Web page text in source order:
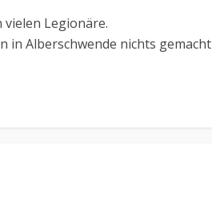
Legionäre.
in Alberschwende nichts gemacht